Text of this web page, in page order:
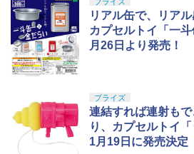
リアル缶で、リアル
カプセルトイ「一
月26日より発売！
プライズ
連結すれば連射も
り、カプセルトイ
1月19日に発売決定